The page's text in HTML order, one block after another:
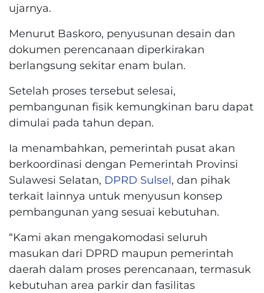
ujarnya.
Menurut Baskoro, penyusunan desain dan
dokumen perencanaan diperkirakan
berlangsung sekitar enam bulan.
Setelah proses tersebut selesai,
pembangunan fisik kemungkinan baru dapat
dimulai pada tahun depan.
Ia menambahkan, pemerintah pusat akan
berkoordinasi dengan Pemerintah Provinsi
Sulawesi Selatan, DPRD Sulsel, dan pihak
terkait lainnya untuk menyusun konsep
pembangunan yang sesuai kebutuhan.
“Kami akan mengakomodasi seluruh
masukan dari DPRD maupun pemerintah
daerah dalam proses perencanaan, termasuk
kebutuhan area parkir dan fasilitas